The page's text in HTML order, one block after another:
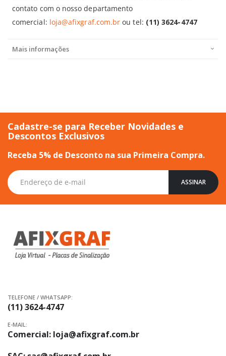
contato com o nosso departamento
comercial: loja@afixgraf.com.br ou tel: (11) 3624-4747
Mais informações
Cadastre-se para Receber Novidades e
Descontos Exclusivos
Receba 5% de Desconto na sua Primeira Compra.
Inscreva-
se
na
ASSINAR
TELEFONE / WHATSAPP:
(11) 3624-4747
E-MAIL:
Comercial: loja@afixgraf.com.br